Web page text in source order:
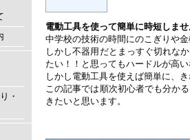
電動工具を使って簡単に時短しませ
中学校の技術の時間にのこぎりや
しかし不器用だとまっすぐ切れな
たい！！と思ってもハードルが高
しかし電動工具を使えば簡単に、
この記事では順次初心者でも分か
きたいと思います。
・